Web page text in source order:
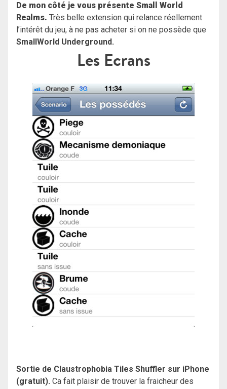
De mon côté je vous présente Small World
Realms. Très belle extension qui relance réellement
l’intérêt du jeu, à ne pas acheter si on ne possède que
SmallWorld Underground.
Les Ecrans
Sortie de Claustrophobia Tiles Shuffler sur iPhone
(gratuit). Ca fait plaisir de trouver la fraicheur des